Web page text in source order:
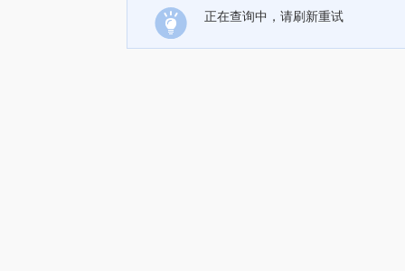
正在查询中，请刷新重试